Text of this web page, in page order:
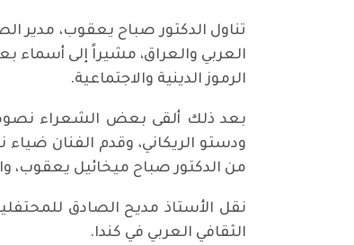
تناول الدكتور صباح يعقوب، مدير
العربي والعراق، مشيراً إلى أسماء
الرموز الدينية والاجتماعية.
بعد ذلك ألقى بعض الشعراء
ودستو الريكاني، وقدم الفنان
من الدكتور صباح ميخائيل يعقوب،
نقل الأستاذ مديح الصادق
الثقافي العربي في كندا.